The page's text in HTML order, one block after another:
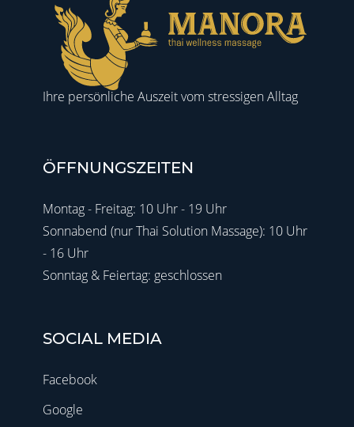
Ihre persönliche Auszeit vom stressigen Alltag
ÖFFNUNGSZEITEN
Montag - Freitag: 10 Uhr - 19 Uhr
Sonnabend (nur Thai Solution Massage): 10 Uhr
- 16 Uhr
Sonntag & Feiertag: geschlossen
SOCIAL MEDIA
Facebook
Google